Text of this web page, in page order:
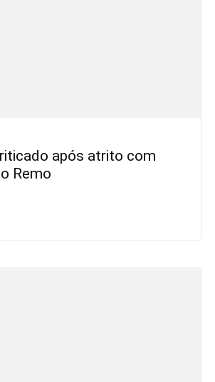
após atrito com
Remo